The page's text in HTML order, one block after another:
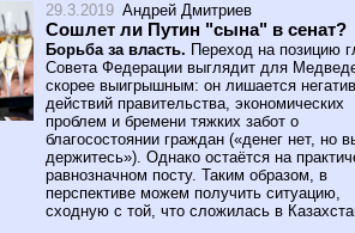
29.3.2019 Андрей Дмитриев
Сошлет ли Путин "сына" в сенат?
Борьба за власть. Переход на позицию
Совета Федерации выглядит для
скорее выигрышным: он лишается
действий правительства, экономических
проблем и бремени тяжких забот о
благосостоянии граждан («денег нет, но
держитесь»). Однако остаётся на
равнозначном посту. Таким образом, в
перспективе можем получить ситуацию,
сходную с той, что сложилась в